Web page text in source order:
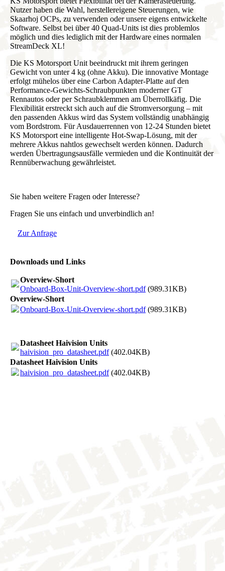
Nutzer haben die Wahl, herstellereigene Steuerungen, wie
Skaarhoj OCPs, zu verwenden oder unsere eigens entwickelte
Software. Selbst bei über 40 Quad-Units ist dies problemlos
möglich und dies lediglich mit der Hardware eines normalen
StreamDeck XL!
Die KS Motorsport Unit beeindruckt mit ihrem geringen
Gewicht von unter 4 kg (ohne Akku). Die innovative Montage
erfolgt mühelos über eine Carbon Adapter-Platte auf den
Performance-Gewichts-Schraubpunkten moderner GT
Rennautos oder per Schraubklemmen am Überrollkäfig. Die
Flexibilität erstreckt sich auch auf die Stromversorgung – mit
den passenden Akkus wird das System vollständig unabhängig
vom Bordstrom. Für Ausdauerrennen von 12-24 Stunden bietet
KS Motorsport eine intelligente Hot-Swap-Lösung, mit der
mehrere Akkus nahtlos gewechselt werden können. Dadurch
werden Übertragungsausfälle vermieden und die Kontinuität der
Rennüberwachung gewährleistet.
Sie haben weitere Fragen oder Interesse?
Fragen Sie uns einfach und unverbindlich an!
Zur Anfrage
Downloads und Links
Overview-Short
Onboard-Box-Unit-Overview-short.pdf(989.31KB)
Overview-Short
Onboard-Box-Unit-Overview-short.pdf(989.31KB)
Datasheet Haivision Units
haivision_pro_datasheet.pdf(402.04KB)
Datasheet Haivision Units
haivision_pro_datasheet.pdf(402.04KB)